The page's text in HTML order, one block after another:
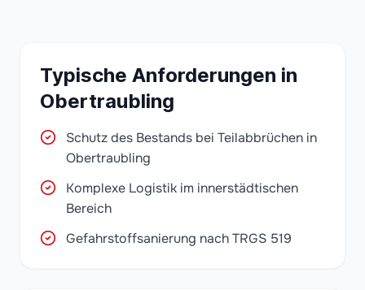
Typische Anforderungen in
Obertraubling
Schutz des Bestands bei Teilabbrüchen in
Obertraubling
Komplexe Logistik im innerstädtischen
Bereich
Gefahrstoffsanierung nach TRGS 519